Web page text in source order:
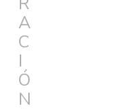
A
C
I
Ó
N